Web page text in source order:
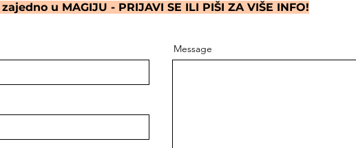
u MAGIJU - PRIJAVI SE ILI PIŠI ZA VIŠE INFO!
Message